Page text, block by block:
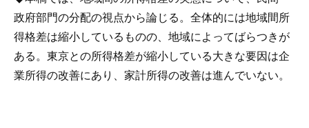
政府部門の分配の視点から論じる。全体的には地域間所
得格差は縮小しているものの、地域によってばらつきが
ある。東京との所得格差が縮小している大きな要因は企
業所得の改善にあり、家計所得の改善は進んでいない。